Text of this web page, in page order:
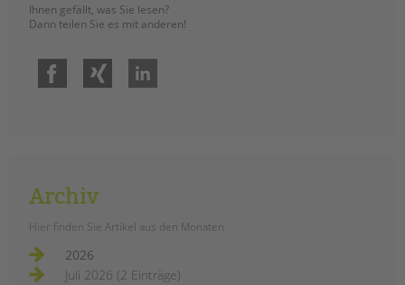
Ihnen gefällt, was Sie lesen?
Dann teilen Sie es mit anderen!
Facebook Xing
Archiv
Hier finden Sie Artikel aus den Monaten
2026
Juli 2026 (2 Einträge)